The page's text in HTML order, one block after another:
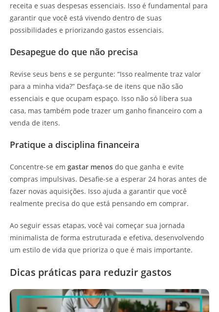
receita e suas despesas essenciais. Isso é fundamental para
garantir que você está vivendo dentro de suas
possibilidades e priorizando gastos essenciais.
Desapegue do que não precisa
Revise seus bens e se pergunte: “Isso realmente traz valor
para a minha vida?” Desfaça-se de itens que não são
essenciais e que ocupam espaço. Isso não só libera sua
casa, mas também pode trazer um ganho financeiro com a
venda de itens.
Pratique a disciplina financeira
Concentre-se em gastar menos do que ganha e evite
compras impulsivas. Desafie-se a esperar 24 horas antes de
fazer novas aquisições. Isso ajuda a garantir que você
realmente precisa do que está pensando em comprar.
Ao seguir essas etapas, você vai começar sua jornada
minimalista de forma estruturada e efetiva, desenvolvendo
um estilo de vida que prioriza o que é mais importante.
Dicas práticas para reduzir gastos